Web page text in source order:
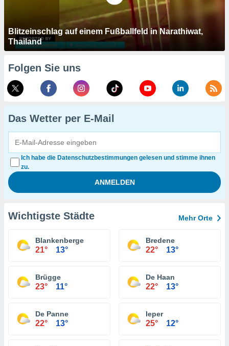
Blitzeinschlag auf einem Fußballfeld in Narathiwat,
Thailand
Folgen Sie uns
Das Wetter per E-Mail
Ich habe die Datenschutzbestimmungen gelesen und stimme ihnen
zu.
Wichtigste Städte Mehr Orte
Blankenberge
21° 13°
Bredene
22° 13°
Brügge
23° 11°
De Haan
22° 13°
De Panne
22° 13°
Ieper
25° 12°